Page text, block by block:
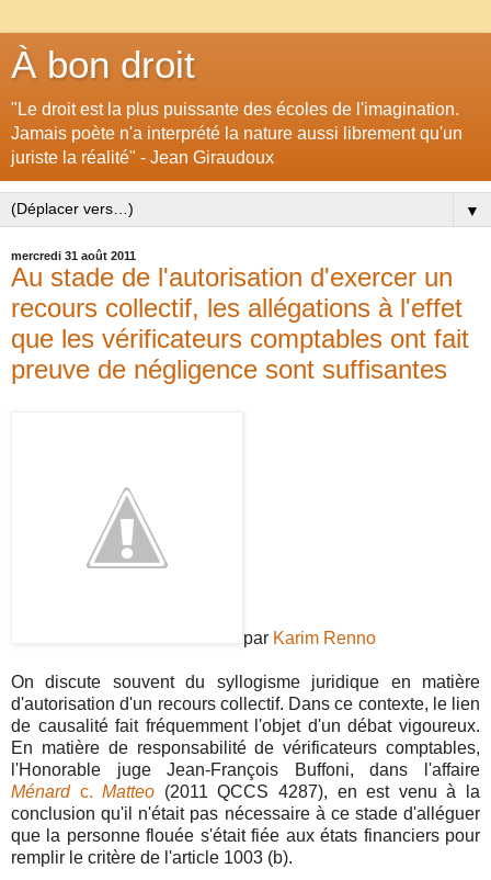
À bon droit
"Le droit est la plus puissante des écoles de l'imagination.
Jamais poète n'a interprété la nature aussi librement qu'un
juriste la réalité" - Jean Giraudoux
▼
mercredi 31 août 2011
Au stade de l'autorisation d'exercer un
recours collectif, les allégations à l'effet
que les vérificateurs comptables ont fait
preuve de négligence sont suffisantes
par Karim Renno
On discute souvent du syllogisme juridique en matière
d'autorisation d'un recours collectif. Dans ce contexte, le lien
de causalité fait fréquemment l'objet d'un débat vigoureux.
En matière de responsabilité de vérificateurs comptables,
l'Honorable juge Jean-François Buffoni, dans l'affaire
Ménardc.Matteo (2011 QCCS 4287), en est venu à la
conclusion qu'il n'était pas nécessaire à ce stade d'alléguer
que la personne flouée s'était fiée aux états financiers pour
remplir le critère de l'article 1003 (b).